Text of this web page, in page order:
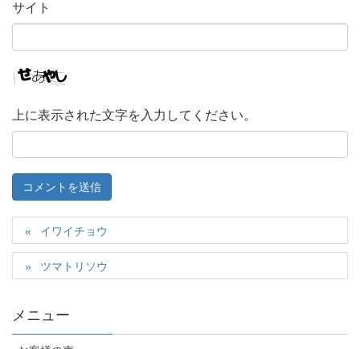
サイト
上に表示された文字を入力してください。
イワイチョウ
ツマトリソウ
メニュー